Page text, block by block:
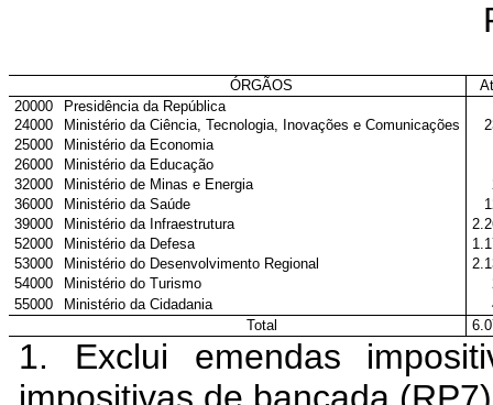
ÓRGÃOS
20000
Presidência da República
24000
Ministério da Ciência, Tecnologia, Inovações e Comunicações
25000
Ministério da Economia
26000
Ministério da Educação
32000
Ministério de Minas e Energia
36000
Ministério da Saúde
39000
Ministério da Infraestrutura
52000
Ministério da Defesa
53000
Ministério do Desenvolvimento Regional
54000
Ministério do Turismo
55000
Ministério da Cidadania
Total
1. Exclui emendas